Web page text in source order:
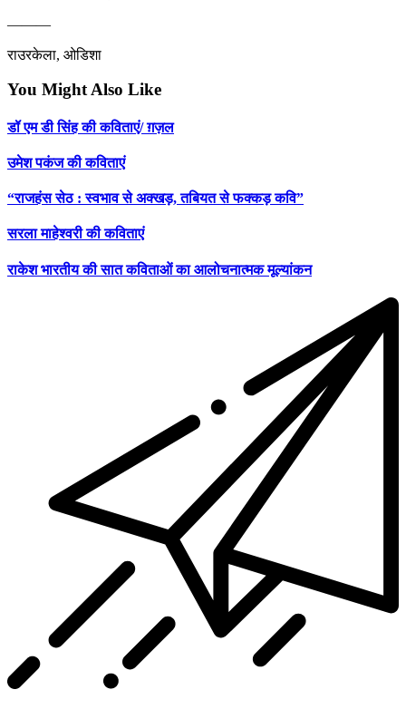
———
राउरकेला, ओडिशा
You Might Also Like
डॉ एम डी सिंह की कविताएं/ ग़ज़ल
उमेश पकंज की कविताएं
“राजहंस सेठ : स्वभाव से अक्खड़, तबियत से फक्कड़ कवि”
सरला माहेश्वरी की कविताएं
राकेश भारतीय की सात कविताओं का आलोचनात्मक मूल्यांकन